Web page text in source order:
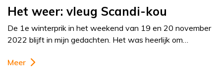
Het weer: vleug Scandi-kou
De 1e winterprik in het weekend van 19 en 20 november
2022 blijft in mijn gedachten. Het was heerlijk om…
Meer